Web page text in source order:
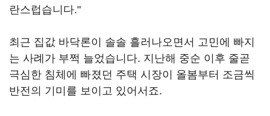
란스럽습니다."
최근 집값 바닥론이 솔솔 흘러나오면서 고민에 빠지
는 사례가 부쩍 늘었습니다. 지난해 중순 이후 줄곧
극심한 침체에 빠졌던 주택 시장이 올봄부터 조금씩
반전의 기미를 보이고 있어서죠.